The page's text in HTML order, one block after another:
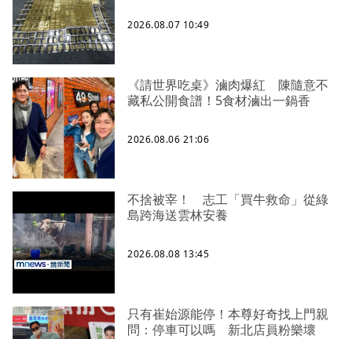
2026.08.07 10:49
《請世界吃桌》滷肉爆紅 陳隨意不
藏私公開食譜！5食材滷出一鍋香
2026.08.06 21:06
不捨被宰！ 志工「買牛救命」從綠
島跨海送雲林安養
2026.08.08 13:45
只有崔始源能停！本尊好奇找上門親
問：停車可以嗎 新北店員粉樂壞